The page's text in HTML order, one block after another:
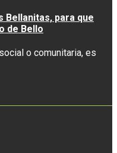
Bellanitas, para que
de Bello
o comunitaria, es